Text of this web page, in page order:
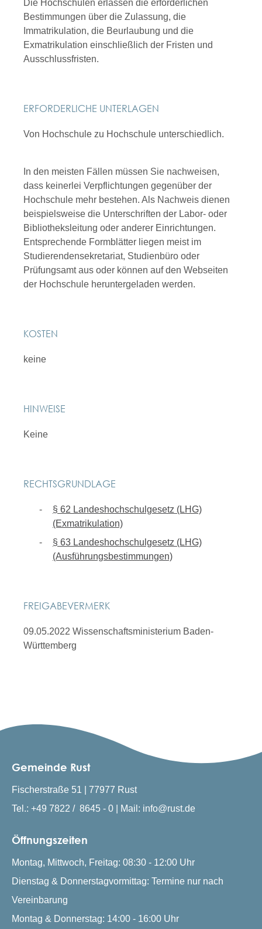
Die Hochschulen erlassen die erforderlichen
Bestimmungen über die Zulassung, die
Immatrikulation, die Beurlaubung und die
Exmatrikulation einschließlich der Fristen und
Ausschlussfristen.
ERFORDERLICHE UNTERLAGEN
Von Hochschule zu Hochschule unterschiedlich.
In den meisten Fällen müssen Sie nachweisen,
dass keinerlei Verpflichtungen gegenüber der
Hochschule mehr bestehen. Als Nachweis dienen
beispielsweise die Unterschriften der Labor- oder
Bibliotheksleitung oder anderer Einrichtungen.
Entsprechende Formblätter liegen meist im
Studierendensekretariat, Studienbüro oder
Prüfungsamt aus oder können auf den Webseiten
der Hochschule heruntergeladen werden.
KOSTEN
keine
HINWEISE
Keine
RECHTSGRUNDLAGE
§ 62 Landeshochschulgesetz (LHG)
(Exmatrikulation)
§ 63 Landeshochschulgesetz (LHG)
(Ausführungsbestimmungen)
FREIGABEVERMERK
09.05.2022 Wissenschaftsministerium Baden-
Württemberg
Gemeinde Rust
Fischerstraße 51 | 77977 Rust
Tel.: +49 7822 / 8645 - 0 | Mail: info@rust.de
Öffnungszeiten
Montag, Mittwoch, Freitag: 08:30 - 12:00 Uhr
Dienstag & Donnerstagvormittag: Termine nur nach
Vereinbarung
Montag & Donnerstag: 14:00 - 16:00 Uhr